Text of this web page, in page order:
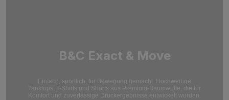
B&C Exact & Move
Einfach, sportlich, für Bewegung gemacht. Hochwertige
Tanktops, T-Shirts und Shorts aus Premium-Baumwolle, die für
Komfort und zuverlässige Druckergebnisse entwickelt wurden.